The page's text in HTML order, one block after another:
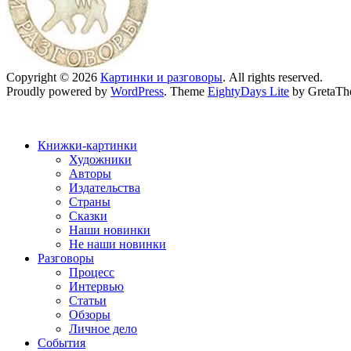
Copyright © 2026 Картинки и разговоры. All rights reserved.
Proudly powered by WordPress. Theme EightyDays Lite by
Книжки-картинки
Художники
Авторы
Издательства
Страны
Сказки
Наши новинки
Не наши новинки
Разговоры
Процесс
Интервью
Статьи
Обзоры
Личное дело
События